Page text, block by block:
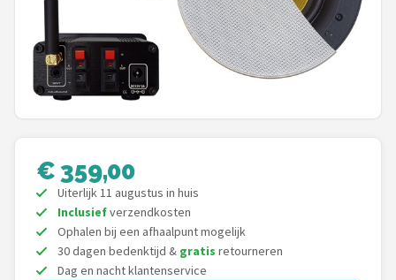
Soundskins
Teufel
ArtSound
JBL
AquaSound
Fenton
€ 359,00
Uiterlijk 11 augustus in huis
Inclusiefverzendkosten
Ophalen bij een afhaalpunt mogelijk
30 dagen bedenktijd & gratis retourneren
Dag en nacht klantenservice